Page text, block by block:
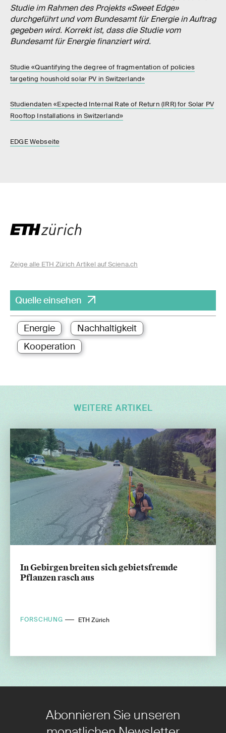
Studie im Rahmen des Projekts «Sweet Edge»
durchgeführt und vom Bundesamt für Energie in Auftrag
gegeben wird. Korrekt ist, dass die Studie vom
Bundesamt für Energie finanziert wird.
Studie «Quantifying the degree of fragmentation of policies
targeting houshold solar PV in Switzerland»
Studiendaten «Expected Internal Rate of Return (IRR) for Solar PV
Rooftop Installations in Switzerland»
EDGE Webseite
Zeige alle ETH Zürich Artikel auf Sciena.ch
Quelle einsehen
Energie
Nachhaltigkeit
Kooperation
WEITERE ARTIKEL
In Gebirgen breiten sich gebietsfremde
Pflanzen rasch aus
FORSCHUNG ETH Zürich
Abonnieren Sie unseren